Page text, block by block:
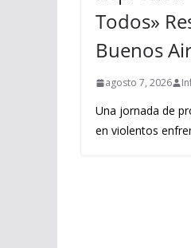
Todos»
Buenos
agosto 7, 2026
Una jornada de
en violentos